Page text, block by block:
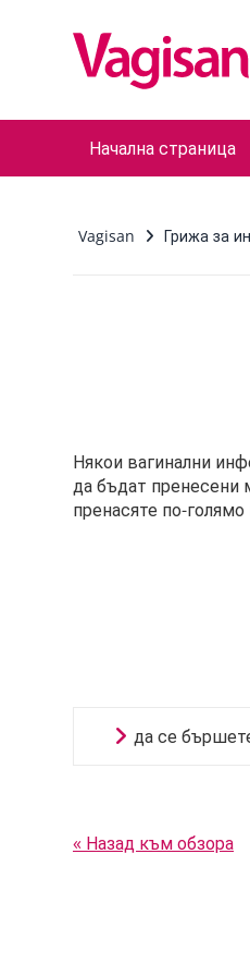
Начална страница
Vagisan Грижа за
Някои вагинални
да бъдат пренесени
пренасяте по-
да се
« Назад към обзора